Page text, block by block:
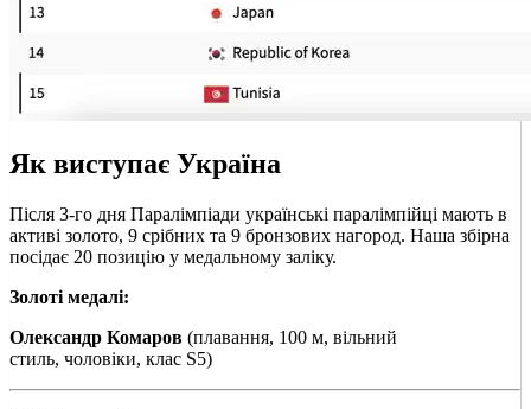
Як виступає Україна
Після 3-го дня Паралімпіади українські паралімпійці мають в
активі золото, 9 срібних та 9 бронзових нагород. Наша збірна
посідає 20 позицію у медальному заліку.
Золоті медалі:
Олександр Комаров (плавання, 100 м, вільний
стиль, чоловіки, клас S5)